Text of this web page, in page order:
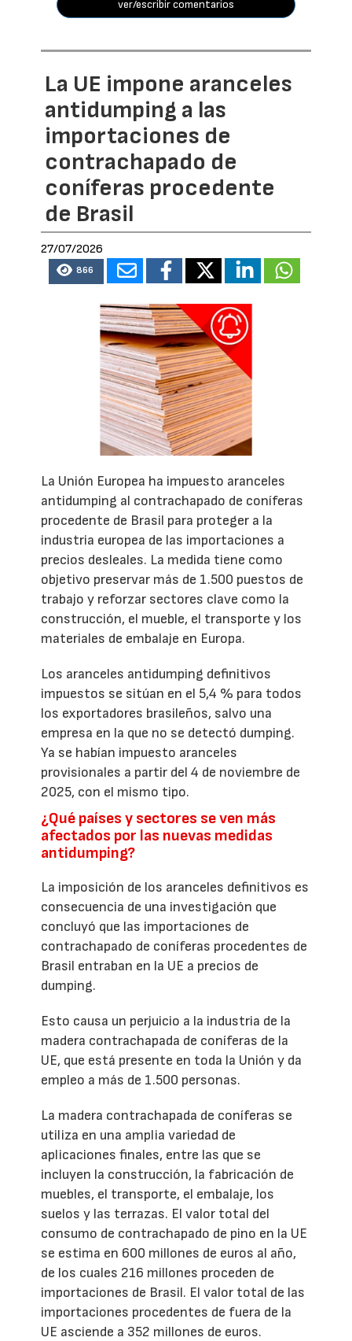
ver/escribir comentarios
La UE impone aranceles
antidumping a las
importaciones de
contrachapado de
coníferas procedente
de Brasil
27/07/2026
866
La Unión Europea ha impuesto aranceles
antidumping al contrachapado de coníferas
procedente de Brasil para proteger a la
industria europea de las importaciones a
precios desleales. La medida tiene como
objetivo preservar más de 1.500 puestos de
trabajo y reforzar sectores clave como la
construcción, el mueble, el transporte y los
materiales de embalaje en Europa.
Los aranceles antidumping definitivos
impuestos se sitúan en el 5,4 % para todos
los exportadores brasileños, salvo una
empresa en la que no se detectó dumping.
Ya se habían impuesto aranceles
provisionales a partir del 4 de noviembre de
2025, con el mismo tipo.
¿Qué países y sectores se ven más
afectados por las nuevas medidas
antidumping?
La imposición de los aranceles definitivos es
consecuencia de una investigación que
concluyó que las importaciones de
contrachapado de coníferas procedentes de
Brasil entraban en la UE a precios de
dumping.
Esto causa un perjuicio a la industria de la
madera contrachapada de coníferas de la
UE, que está presente en toda la Unión y da
empleo a más de 1.500 personas.
La madera contrachapada de coníferas se
utiliza en una amplia variedad de
aplicaciones finales, entre las que se
incluyen la construcción, la fabricación de
muebles, el transporte, el embalaje, los
suelos y las terrazas. El valor total del
consumo de contrachapado de pino en la UE
se estima en 600 millones de euros al año,
de los cuales 216 millones proceden de
importaciones de Brasil. El valor total de las
importaciones procedentes de fuera de la
UE asciende a 352 millones de euros.